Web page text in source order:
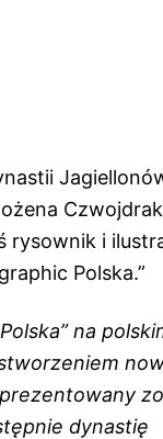
rysownik i
Polska.”
na
dynastię